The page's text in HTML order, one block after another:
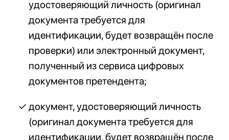
удостоверяющий личность (оригинал
документа требуется для
идентификации, будет возвращён после
проверки) или электронный документ,
полученный из сервиса цифровых
документов претендента;
документ, удостоверяющий личность
(оригинал документа требуется для
идентификации, будет возвращён после